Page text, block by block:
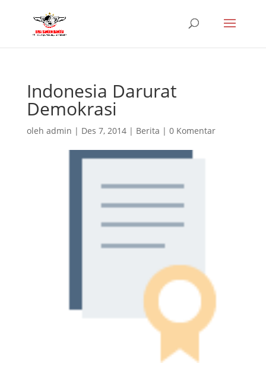
Indonesia Darurat
Demokrasi
oleh admin | Des 7, 2014| Berita | 0 Komentar